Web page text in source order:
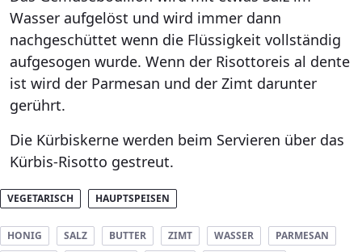
Wasser aufgelöst und wird immer dann
nachgeschüttet wenn die Flüssigkeit vollständig
aufgesogen wurde. Wenn der Risottoreis al dente
ist wird der Parmesan und der Zimt darunter
gerührt.
Die Kürbiskerne werden beim Servieren über das
Kürbis-Risotto gestreut.
VEGETARISCH HAUPTSPEISEN
HONIG SALZ BUTTER ZIMT WASSER
PARMESAN